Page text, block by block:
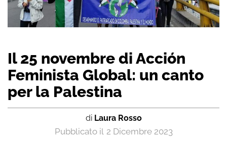
Il 25 novembre di Acción
Feminista Global: un canto
per la Palestina
di Laura Rosso
2 Dicembre 2023